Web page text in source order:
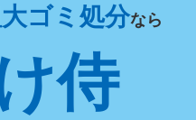
ゴミ処分なら
侍